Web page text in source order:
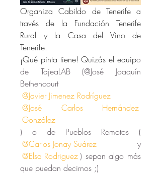
Organiza Cabildo de Tenerife a
través de la Fundación Tenerife
Rural y la Casa del Vino de
Tenerife.
¡Qué pinta tiene! Quizás el equipo
de TajeaLAB (@José Joaquín
Bethencourt
@Javier Jimenez Rodríguez
@José Carlos Hernández
González
) o de Pueblos Remotos (
@Carlos Jonay Suárez
y
@Elsa Rodriguez ) sepan algo más
que puedan decirnos ;)